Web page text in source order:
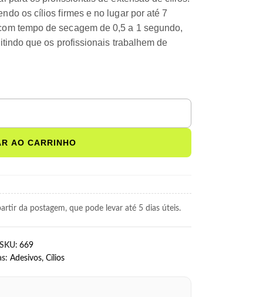
os cílios firmes e no lugar por até 7
tempo de secagem de 0,5 a 1 segundo,
que os profissionais trabalhem de
AO CARRINHO
da postagem, que pode levar até 5 dias úteis.
669
Adesivos, Cílios